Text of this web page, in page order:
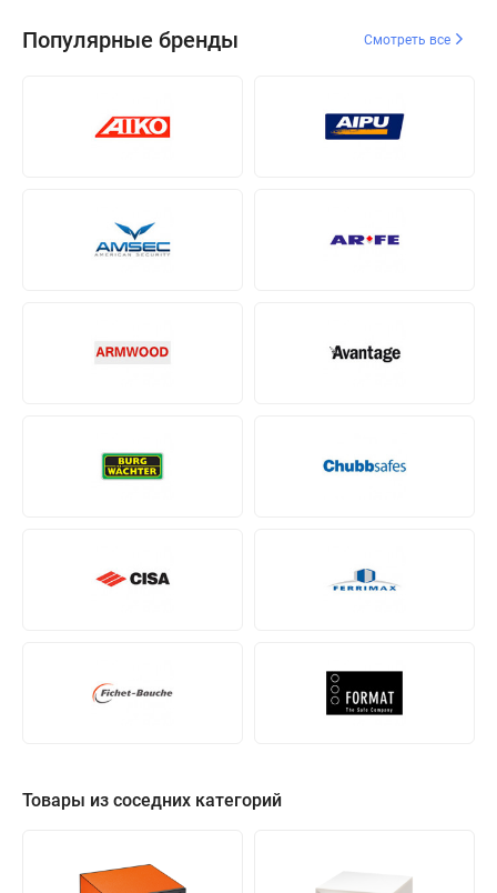
Популярные бренды Смотреть все
Товары из соседних категорий